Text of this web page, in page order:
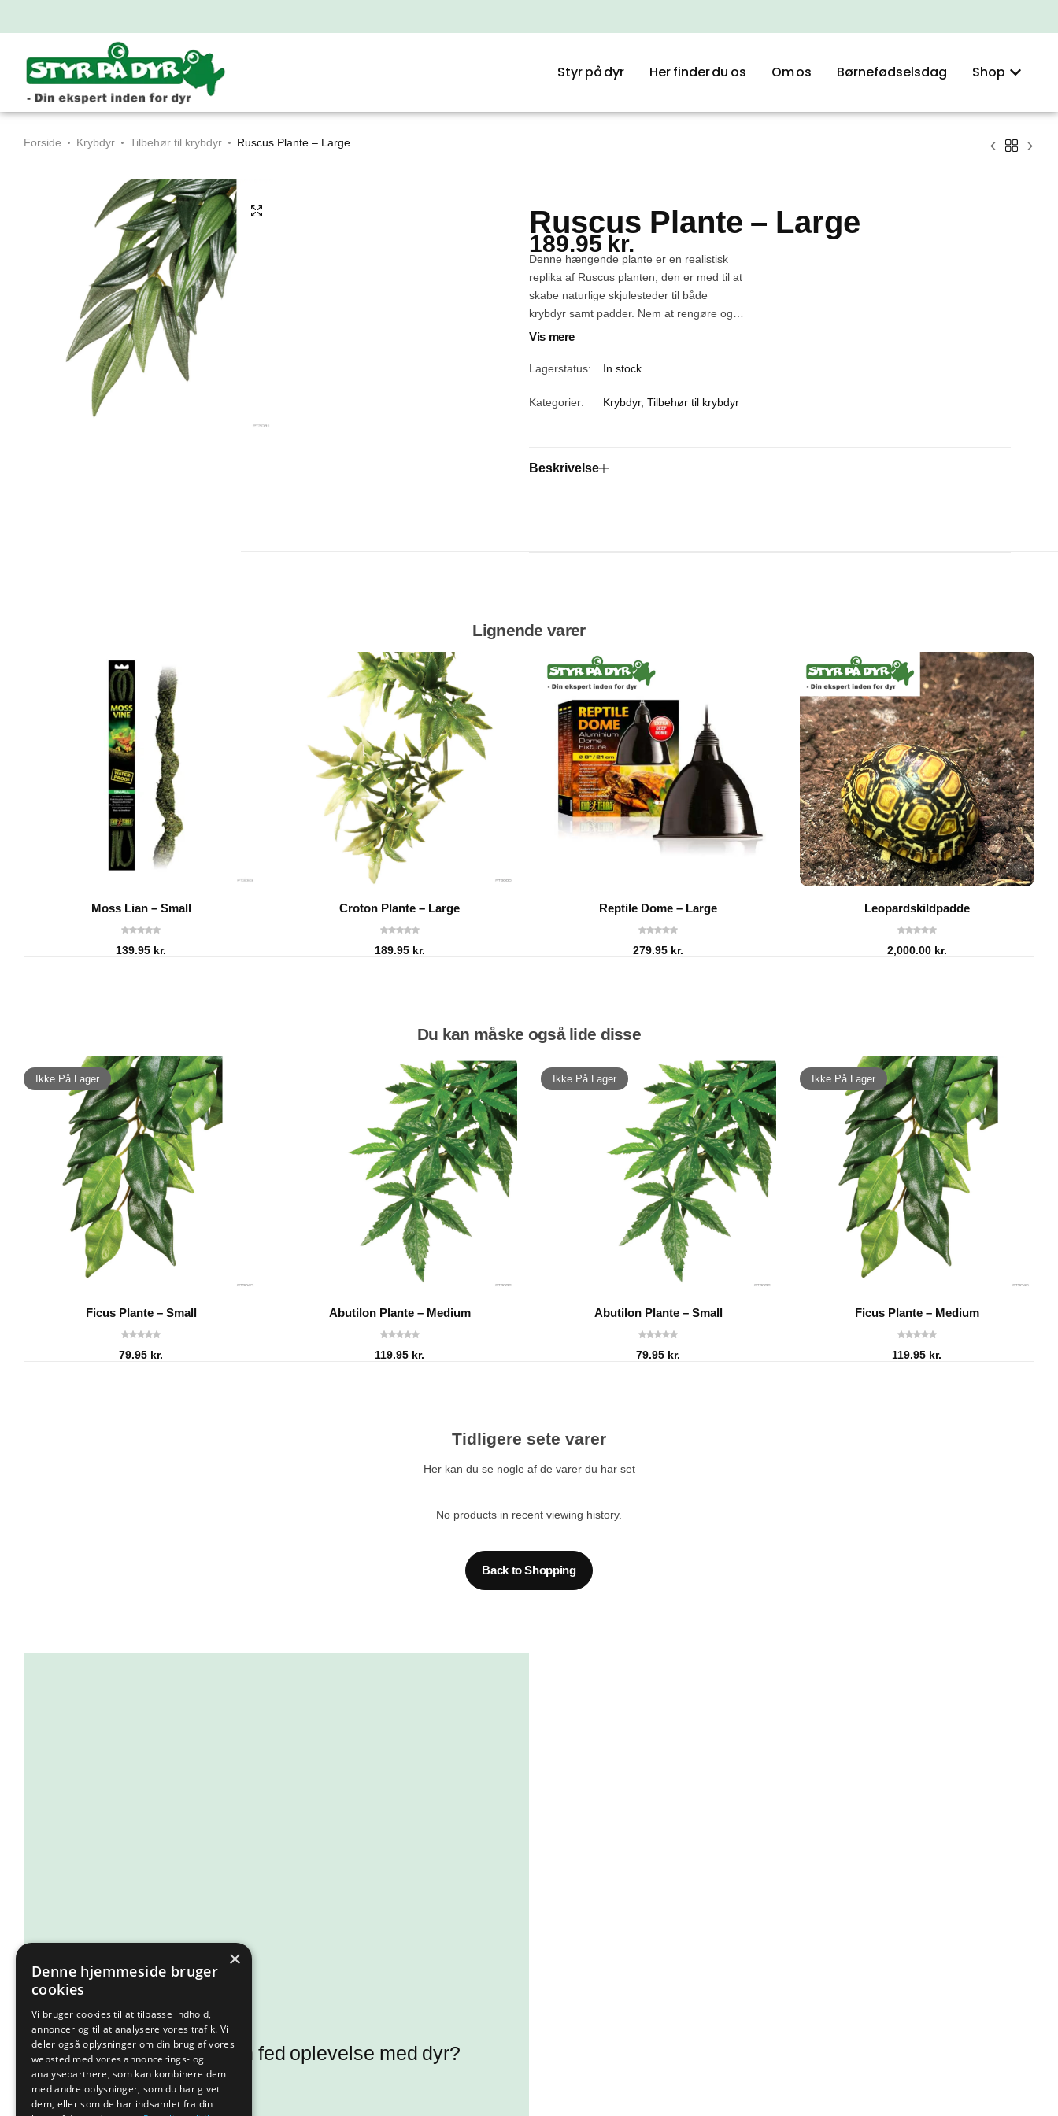
Styr på dyr Her finder du os Om os Børnefødselsdag Shop
Forside Krybdyr Tilbehør til krybdyr Ruscus Plante – Large
Ruscus Plante – Large
189.95 kr.
Denne hængende plante er en realistisk
replika af Ruscus planten, den er med til at
skabe naturlige skjulesteder til både
krybdyr samt padder. Nem at rengøre og
vedligeholde.
Vis mere
Lagerstatus: In stock
Kategorier: Krybdyr, Tilbehør til krybdyr
Beskrivelse
Lignende varer
Moss Lian – Small
139.95 kr.
Croton Plante – Large
189.95 kr.
Reptile Dome – Large
279.95 kr.
Leopardskildpadde
2,000.00 kr.
Du kan måske også lide disse
Ikke På Lager
Ficus Plante – Small
79.95 kr.
Abutilon Plante – Medium
119.95 kr.
Ikke På Lager
Abutilon Plante – Small
79.95 kr.
Ikke På Lager
Ficus Plante – Medium
119.95 kr.
Tidligere sete varer
Her kan du se nogle af de varer du har set
No products in recent viewing history.
Back to Shopping
Kunne I tænke jer en fed oplevelse med dyr?
Så se med her!
×
Denne hjemmeside bruger
cookies
Vi bruger cookies til at tilpasse indhold,
annoncer og til at analysere vores trafik. Vi
deler også oplysninger om din brug af vores
websted med vores annoncerings- og
analysepartnere, som kan kombinere dem
med andre oplysninger, som du har givet
dem, eller som de har indsamlet fra din